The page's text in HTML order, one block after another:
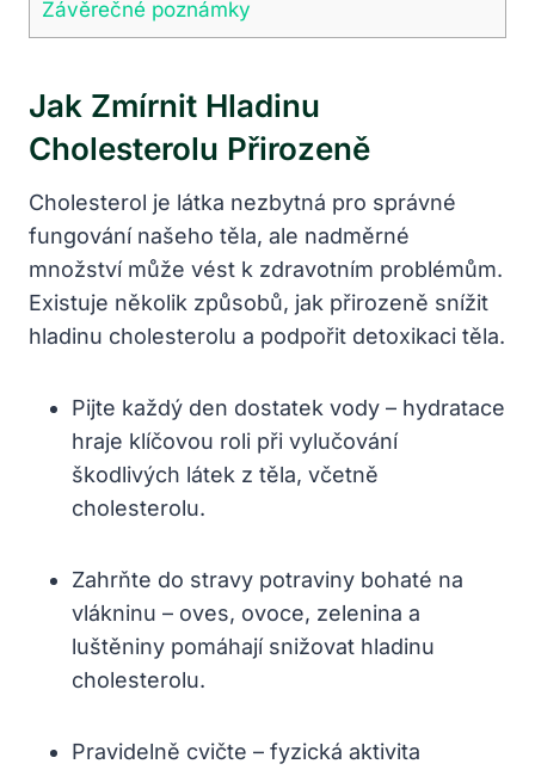
Závěrečné poznámky
Jak Zmírnit Hladinu
Cholesterolu Přirozeně
Cholesterol je látka nezbytná pro správné
fungování našeho těla, ale nadměrné
množství může vést k zdravotním problémům.
Existuje několik způsobů, jak přirozeně snížit
hladinu cholesterolu a podpořit detoxikaci těla.
Pijte každý den dostatek vody – hydratace
hraje klíčovou roli při vylučování
škodlivých látek z těla, včetně
cholesterolu.
Zahrňte do stravy potraviny bohaté na
vlákninu – oves, ovoce, zelenina a
luštěniny pomáhají snižovat hladinu
cholesterolu.
Pravidelně cvičte – fyzická aktivita